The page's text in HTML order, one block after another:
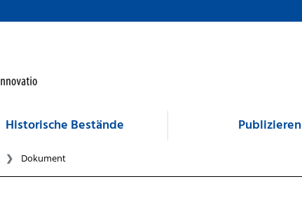
Historische Bestände Publizieren
Dokument